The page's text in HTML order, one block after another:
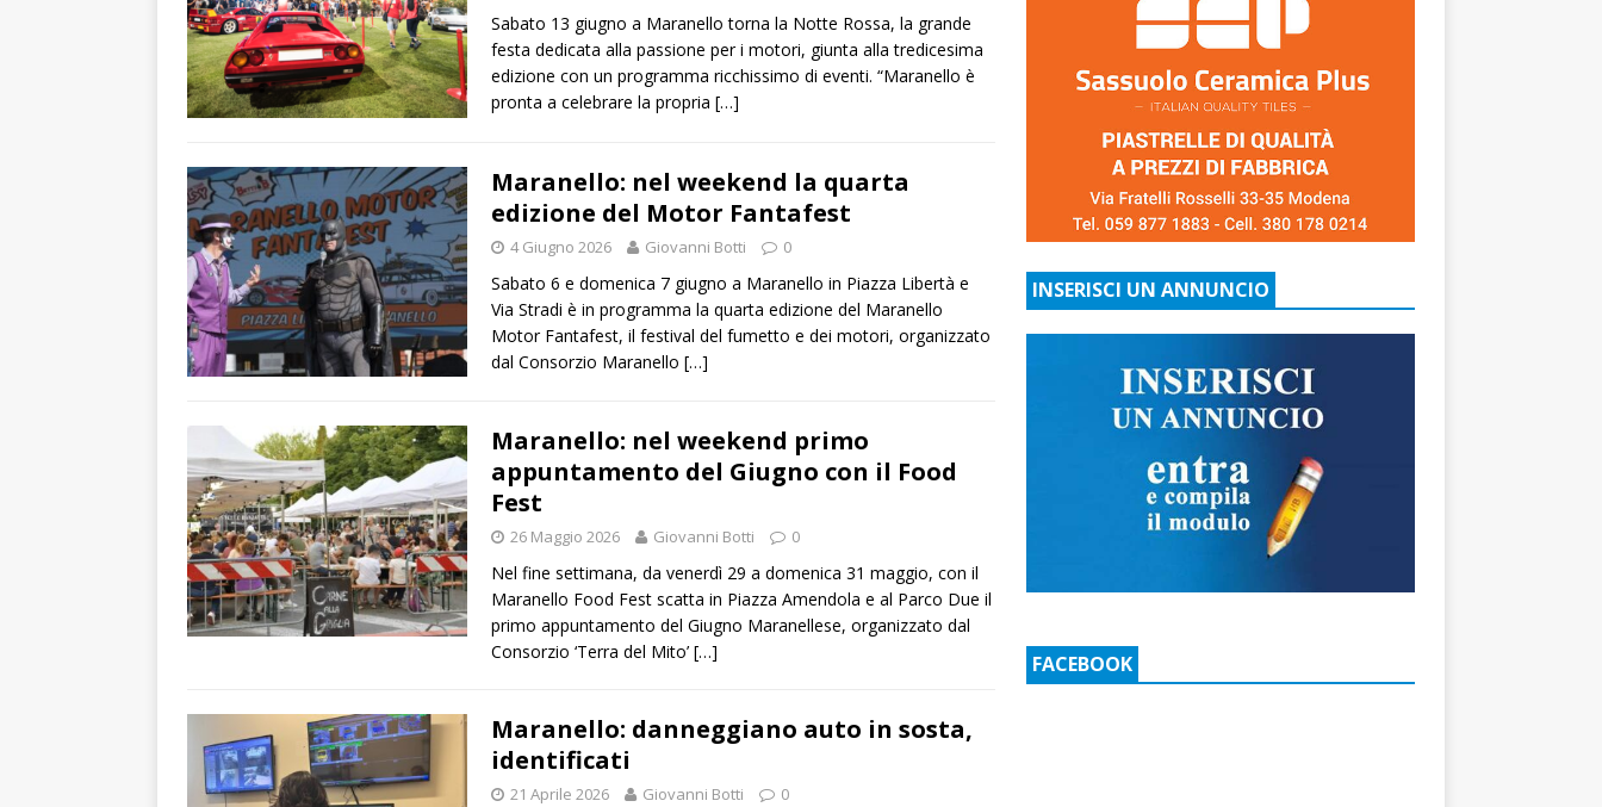
Sabato 13 giugno a Maranello torna la Notte Rossa, la grande
festa dedicata alla passione per i motori, giunta alla tredicesima
edizione con un programma ricchissimo di eventi. “Maranello è
pronta a celebrare la propria […]
Maranello: nel weekend la quarta
edizione del Motor Fantafest
4 Giugno 2026 Giovanni Botti 0
Sabato 6 e domenica 7 giugno a Maranello in Piazza Libertà e
Via Stradi è in programma la quarta edizione del Maranello
Motor Fantafest, il festival del fumetto e dei motori, organizzato
dal Consorzio Maranello […]
Maranello: nel weekend primo
appuntamento del Giugno con il Food
Fest
26 Maggio 2026 Giovanni Botti 0
Nel fine settimana, da venerdì 29 a domenica 31 maggio, con il
Maranello Food Fest scatta in Piazza Amendola e al Parco Due il
primo appuntamento del Giugno Maranellese, organizzato dal
Consorzio ‘Terra del Mito’ […]
Maranello: danneggiano auto in sosta,
identificati
21 Aprile 2026 Giovanni Botti 0
INSERISCI UN ANNUNCIO
FACEBOOK